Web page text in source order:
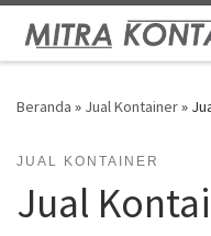
Skip to content
Beranda » Jual Kontainer»
JUAL KONTAINER
Jual